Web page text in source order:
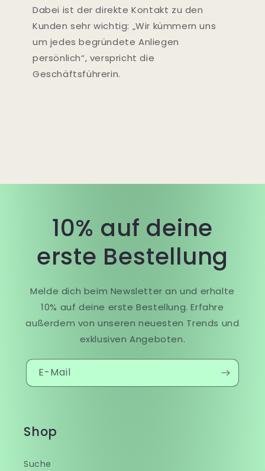
Dabei ist der direkte Kontakt zu den
Kunden sehr wichtig: „Wir kümmern uns
um jedes begründete Anliegen
persönlich“, verspricht die
Geschäftsführerin.
10% auf deine
erste Bestellung
Melde dich beim Newsletter an und erhalte
10% auf deine erste Bestellung. Erfahre
außerdem von unseren neuesten Trends und
exklusiven Angeboten.
E-Mail
Shop
Suche